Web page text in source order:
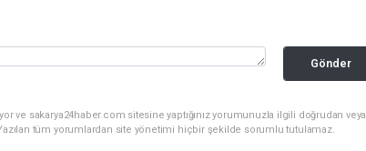
Gönder
ve sakarya24haber.com sitesine yaptığınız yorumunuzla ilgili doğrudan veya
tüm yorumlardan site yönetimi hiçbir şekilde sorumlu tutulamaz.